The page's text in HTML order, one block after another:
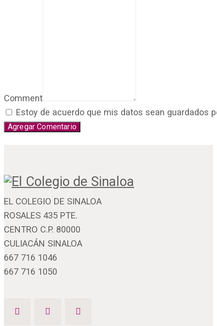
Comment
Estoy de acuerdo que mis datos sean guardados
EL COLEGIO DE SINALOA
ROSALES 435 PTE.
CENTRO C.P. 80000
CULIACÁN SINALOA
667 716 1046
667 716 1050